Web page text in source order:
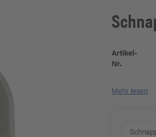
Artikel-
Nr.
Mehr lesen